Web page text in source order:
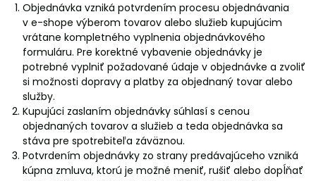
Objednávka vzniká potvrdením procesu objednávania
v e-shope výberom tovarov alebo služieb kupujúcim
vrátane kompletného vyplnenia objednávkového
formuláru. Pre korektné vybavenie objednávky je
potrebné vyplniť požadované údaje v objednávke a zvoliť
si možnosti dopravy a platby za objednaný tovar alebo
služby.
Kupujúci zaslaním objednávky súhlasí s cenou
objednaných tovarov a služieb a teda objednávka sa
stáva pre spotrebiteľa záväznou.
Potvrdením objednávky zo strany predávajúceho vzniká
kúpna zmluva, ktorú je možné meniť, rušiť alebo dopĺňať